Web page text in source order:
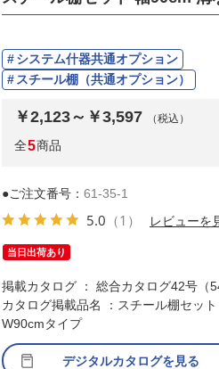
システム什器共通オプション
スチール棚（共通オプション）
￥2,123～￥3,597 （税込）
全5商品
●ご注文番号： 61-35-1
5.0 （1） レビューを
当日出荷あり
掲載カタログ ： 総合カタログ42号（
デジタルカタログを見る
カタログ掲載品名 ：スチール棚セッ
W90cmタイプ